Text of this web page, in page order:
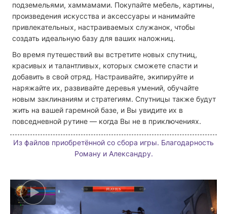
подземельями, хаммамами. Покупайте мебель, картины,
произведения искусства и аксессуары и нанимайте
привлекательных, настраиваемых служанок, чтобы
создать идеальную базу для ваших наложниц.
Во время путешествий вы встретите новых спутниц,
красивых и талантливых, которых сможете спасти и
добавить в свой отряд. Настраивайте, экипируйте и
наряжайте их, развивайте деревья умений, обучайте
новым заклинаниям и стратегиям. Спутницы также будут
жить на вашей гаремной базе, и Вы увидите их в
повседневной рутине — когда Вы не в приключениях.
Из файлов приобретённой со сбора игры. Благодарность
Роману и Александру.